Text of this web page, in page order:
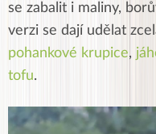
se zabalit i maliny,
verzi se dají udělat
pohankové krupice,
tofu.